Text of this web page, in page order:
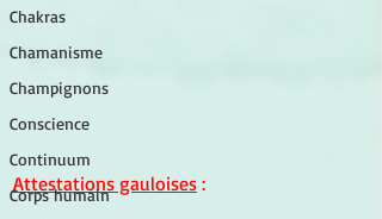
Chakras
Chamanisme
Champignons
Conscience
Continuum
Corps humain
Attestations gauloises :